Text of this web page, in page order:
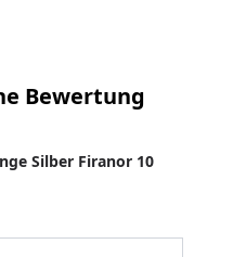
Bewertung
Silber Firanor 10